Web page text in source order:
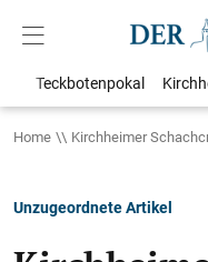
Teckbotenpokal
Home Kirchheimer
Unzugeordnete Artikel